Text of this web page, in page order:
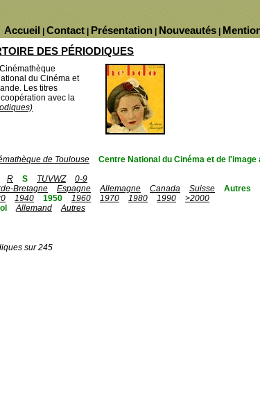
Nouveautés
Présentation
Contact
Accueil
DES PÉRIODIQUES
du Cinéma et
Les titres
avec la
de Toulouse
Centre National du Cinéma et de l'image
R S TUVWZ
0-9
Bretagne Espagne Allemagne Canada Suisse
Autres
1940 1950 1960 1970 1980 1990
>2000
Allemand
Autres
sur 245